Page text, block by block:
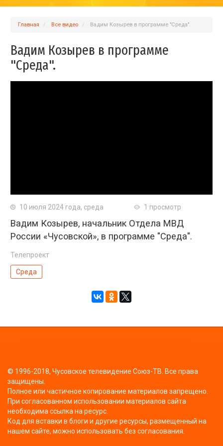
Главная Вcе видео Вадим Козырев в программе "Среда".
Вадим Козырев в программе
"Среда".
10 июля 2024 года, среда 1 просмотр
Вадим Козырев, начальник Отдела МВД
России «Чусовской», в программе "Среда".
Телепроект
Среда
© 1996-2018, Чусовское телевидение Союз-ТВ. Все права
защищены.
Полное или частичное копирование материалов запрещено.
При согласованном использовании материалов сайта
необходима ссылка на ресурс.
Код для вставки в блоги и другие ресурсы, размещенный на
нашем сайте, можно использовать без согласования.